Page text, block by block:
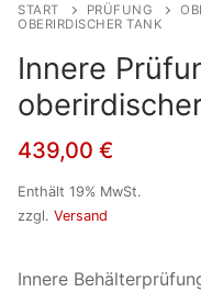
START PRÜFUNG
OBERIRDISCHER TANK
Innere
439,00 €
Enthält 19% MwSt.
zzgl. Versand
Innere